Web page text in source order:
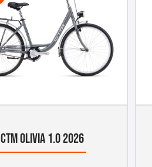
CTM OLIVIA 1.0 2026